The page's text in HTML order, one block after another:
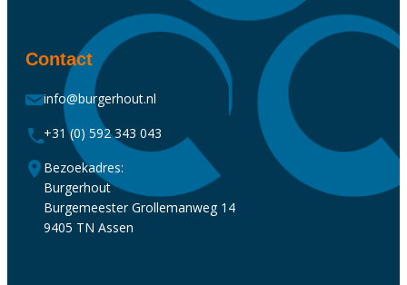
Contact
info@burgerhout.nl
+31 (0) 592 343 043
Bezoekadres:
Burgerhout
Burgemeester Grollemanweg 14
9405 TN Assen